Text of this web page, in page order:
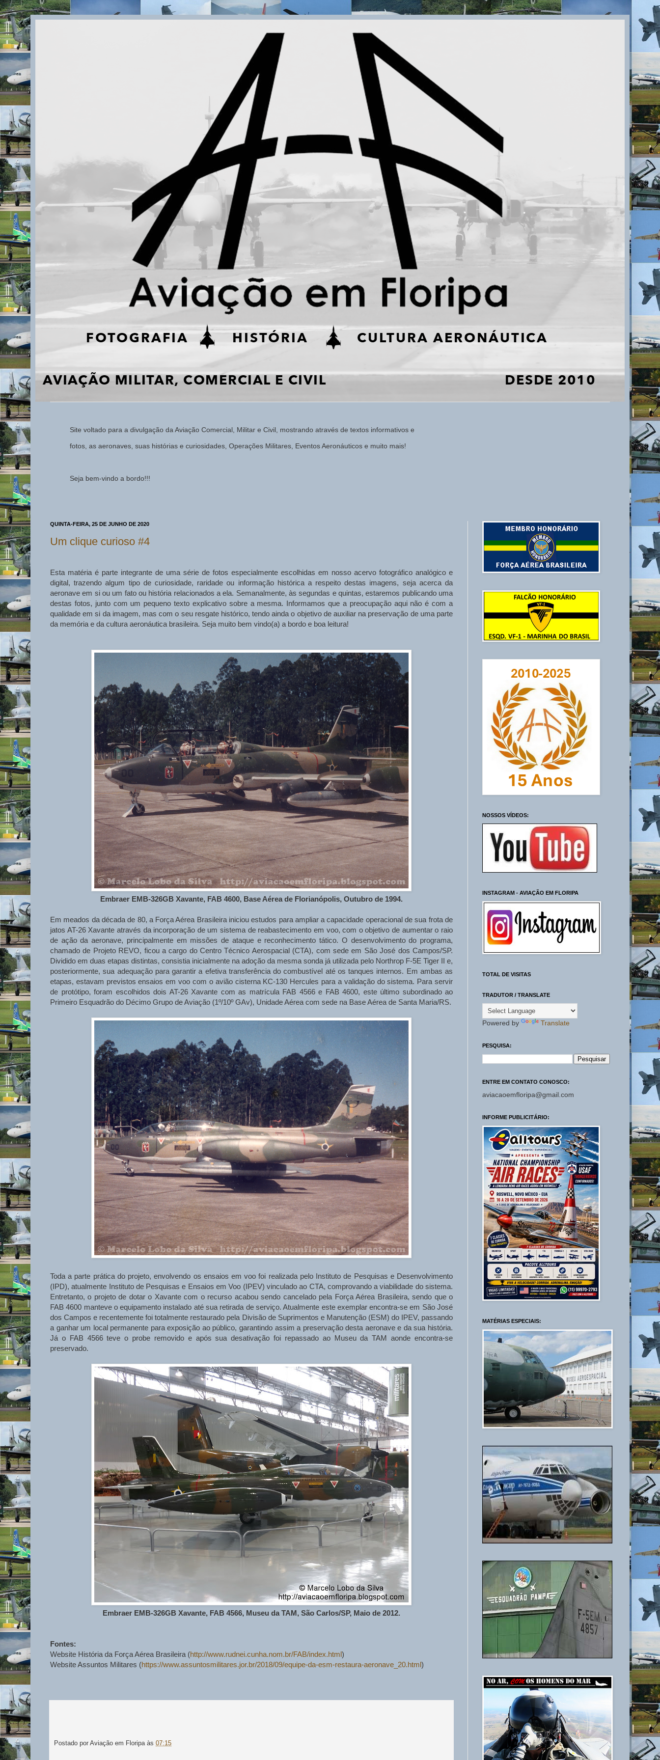
Site voltado para a divulgação da Aviação Comercial, Militar e Civil, mostrando através de textos informativos e
fotos, as aeronaves, suas histórias e curiosidades, Operações Militares, Eventos Aeronáuticos e muito mais!
Seja bem-vindo a bordo!!!
QUINTA-FEIRA, 25 DE JUNHO DE 2020
Um clique curioso #4
Esta matéria é parte integrante de uma série de fotos especialmente escolhidas em nosso acervo fotográfico analógico e
digital, trazendo algum tipo de curiosidade, raridade ou informação histórica a respeito destas imagens, seja acerca da
aeronave em si ou um fato ou história relacionados a ela. Semanalmente, às segundas e quintas, estaremos publicando uma
destas fotos, junto com um pequeno texto explicativo sobre a mesma. Informamos que a preocupação aqui não é com a
qualidade em si da imagem, mas com o seu resgate histórico, tendo ainda o objetivo de auxiliar na preservação de uma parte
da memória e da cultura aeronáutica brasileira. Seja muito bem vindo(a) a bordo e boa leitura!
Embraer EMB-326GB Xavante, FAB 4600, Base Aérea de Florianópolis, Outubro de 1994.
Em meados da década de 80, a Força Aérea Brasileira iniciou estudos para ampliar a capacidade operacional de sua frota de
jatos AT-26 Xavante através da incorporação de um sistema de reabastecimento em voo, com o objetivo de aumentar o raio
de ação da aeronave, principalmente em missões de ataque e reconhecimento tático. O desenvolvimento do programa,
chamado de Projeto REVO, ficou a cargo do Centro Técnico Aerospacial (CTA), com sede em São José dos Campos/SP.
Dividido em duas etapas distintas, consistia inicialmente na adoção da mesma sonda já utilizada pelo Northrop F-5E Tiger II e,
posteriormente, sua adequação para garantir a efetiva transferência do combustível até os tanques internos. Em ambas as
etapas, estavam previstos ensaios em voo com o avião cisterna KC-130 Hercules para a validação do sistema. Para servir
de protótipo, foram escolhidos dois AT-26 Xavante com as matrícula FAB 4566 e FAB 4600, este último subordinado ao
Primeiro Esquadrão do Décimo Grupo de Aviação (1º/10º GAv), Unidade Aérea com sede na Base Aérea de Santa Maria/RS.
Toda a parte prática do projeto, envolvendo os ensaios em voo foi realizada pelo Instituto de Pesquisas e Desenvolvimento
(IPD), atualmente Instituto de Pesquisas e Ensaios em Voo (IPEV) vinculado ao CTA, comprovando a viabilidade do sistema.
Entretanto, o projeto de dotar o Xavante com o recurso acabou sendo cancelado pela Força Aérea Brasileira, sendo que o
FAB 4600 manteve o equipamento instalado até sua retirada de serviço. Atualmente este exemplar encontra-se em São José
dos Campos e recentemente foi totalmente restaurado pela Divisão de Suprimentos e Manutenção (ESM) do IPEV, passando
a ganhar um local permanente para exposição ao público, garantindo assim a preservação desta aeronave e da sua história.
Já o FAB 4566 teve o probe removido e após sua desativação foi repassado ao Museu da TAM aonde encontra-se
preservado.
Embraer EMB-326GB Xavante, FAB 4566, Museu da TAM, São Carlos/SP, Maio de 2012.
Fontes:
Website História da Força Aérea Brasileira (http://www.rudnei.cunha.nom.br/FAB/index.html)
Website Assuntos Militares (https://www.assuntosmilitares.jor.br/2018/09/equipe-da-esm-restaura-aeronave_20.html)
Postado por Aviação em Floripa às 07:15
NOSSOS VÍDEOS:
INSTAGRAM - AVIAÇÃO EM FLORIPA
TOTAL DE VISITAS
TRADUTOR / TRANSLATE
Powered by Translate
PESQUISA:
ENTRE EM CONTATO CONOSCO:
aviacaoemfloripa@gmail.com
INFORME PUBLICITÁRIO:
MATÉRIAS ESPECIAIS: